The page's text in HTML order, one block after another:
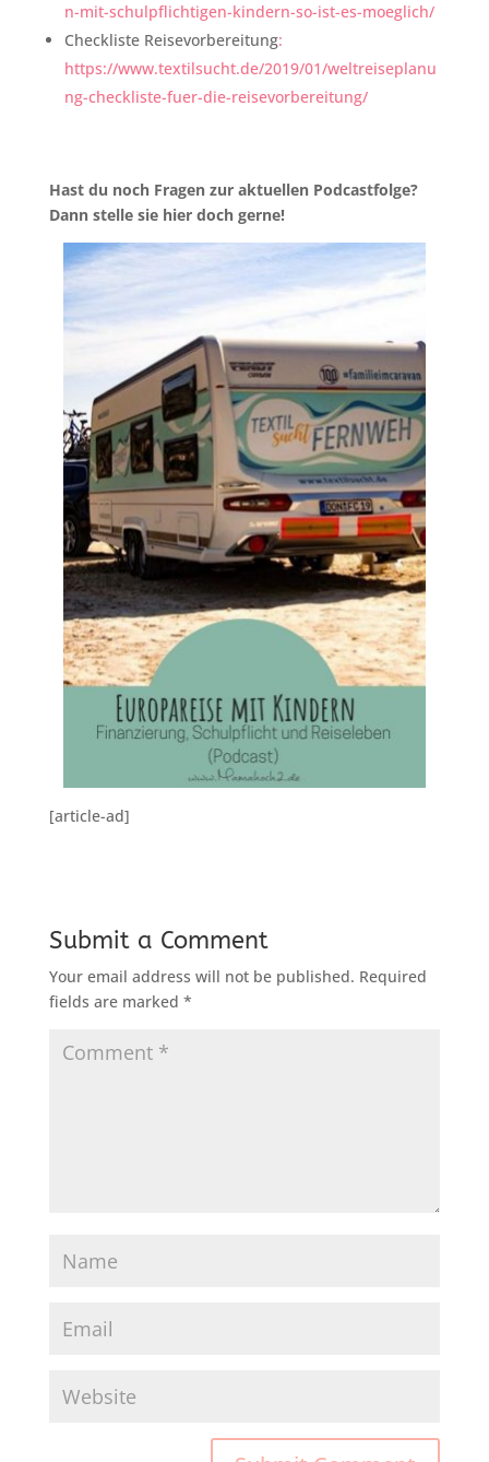
n-mit-schulpflichtigen-kindern-so-ist-es-moeglich/
Checkliste Reisevorbereitung:
https://www.textilsucht.de/2019/01/weltreiseplanu
ng-checkliste-fuer-die-reisevorbereitung/
Hast du noch Fragen zur aktuellen Podcastfolge?
Dann stelle sie hier doch gerne!
[article-ad]
Submit a Comment
Your email address will not be published. Required
fields are marked *